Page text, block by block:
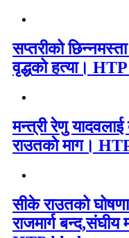
सप्तरीको
वृद्धको हत्या।
मन्त्री रेणु
राउतकाे माग।
सीके राउतको
राजमार्ग